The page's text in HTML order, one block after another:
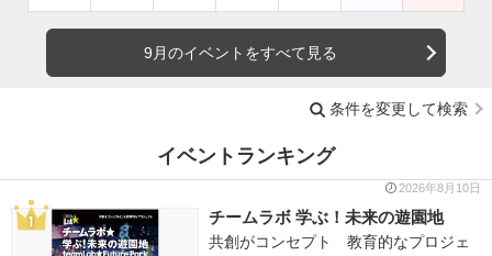
9月のイベントをすべて見る
条件を変更して検索
イベントランキング
2026年8月10日
チームラボ 学ぶ！未来の遊園地
共創がコンセプト 教育的なプロジェ